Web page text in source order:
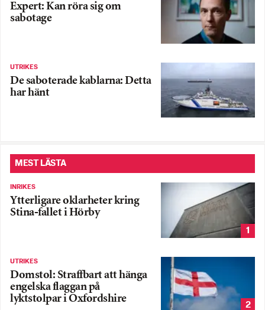
Expert: Kan röra sig om
sabotage
UTRIKES
De saboterade kablarna: Detta
har hänt
MEST LÄSTA
INRIKES
Ytterligare oklarheter kring
Stina-fallet i Hörby
1
UTRIKES
Domstol: Straffbart att hänga
engelska flaggan på
lyktstolpar i Oxfordshire
2